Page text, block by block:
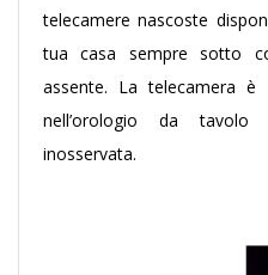
telecamere nascoste
tua casa sempre sotto
assente. La telecamera
nell’orologio da tavolo
inosservata.